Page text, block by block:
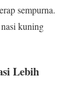
sempurna.
kuning
Lebih